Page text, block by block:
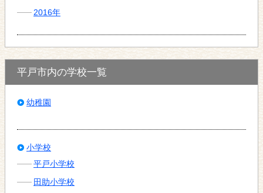
2016年
平戸市内の学校一覧
幼稚園
小学校
平戸小学校
田助小学校